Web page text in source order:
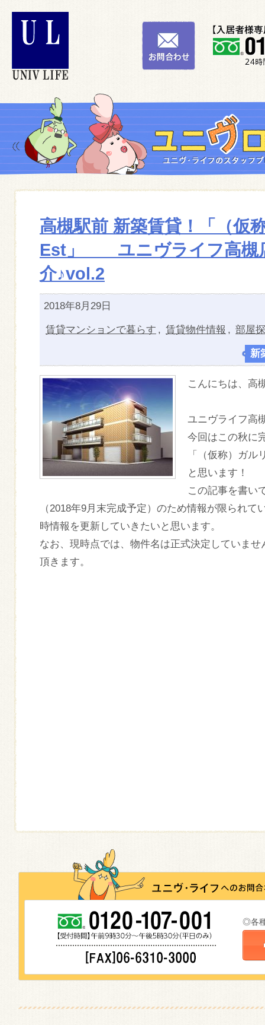
高槻駅前 新築賃貸！「（仮
Est」 ユニヴライフ高槻
介♪vol.2
2018年8月29日
賃貸マンションで暮らす , 賃貸物件情報 , 部屋
新
こんにちは、高
ユニヴライフ高
今回はこの秋に
「（仮称）ガ
と思います！
この記事を書い
（2018年9月末完成予定）のため情報が限られ
時情報を更新していきたいと思います。
なお、現時点では、物件名は正式決定していま
頂きます。
◎各